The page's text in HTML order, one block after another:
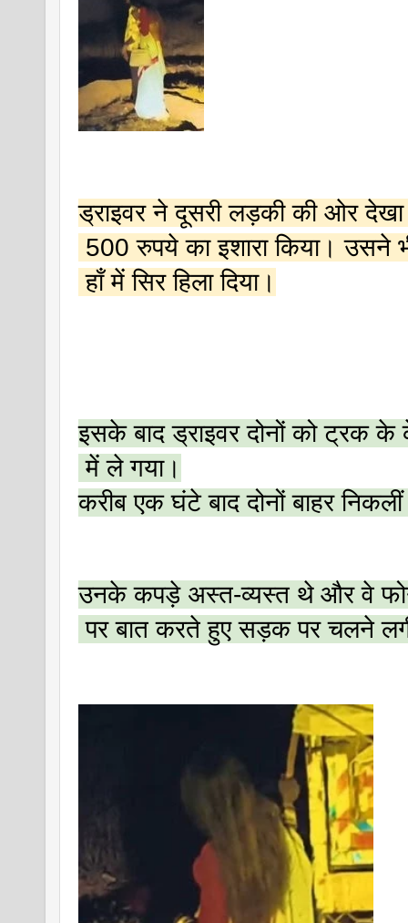
ड्राइवर ने दूसरी लड़की की ओर
500 रुपये का इशारा किया। उसने
हाँ में सिर हिला दिया।
इसके बाद ड्राइवर दोनों को ट्रक के
में ले गया।
करीब एक घंटे बाद दोनों बाहर
उनके कपड़े अस्त-व्यस्त थे और वे
पर बात करते हुए सड़क पर चलने